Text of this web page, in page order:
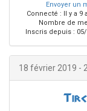
Envoyer un
Connecté : Il y a 9
Nombre de
Inscris depuis :
18 février 2019 -